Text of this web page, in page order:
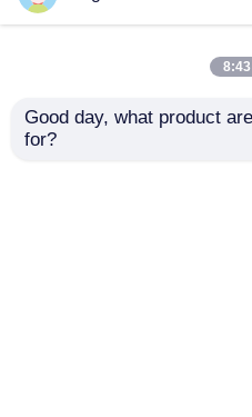
Reihen-
8:43
Good day, what product
for?